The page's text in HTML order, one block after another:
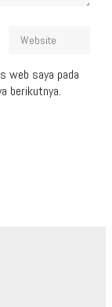
web saya pada
berikutnya.